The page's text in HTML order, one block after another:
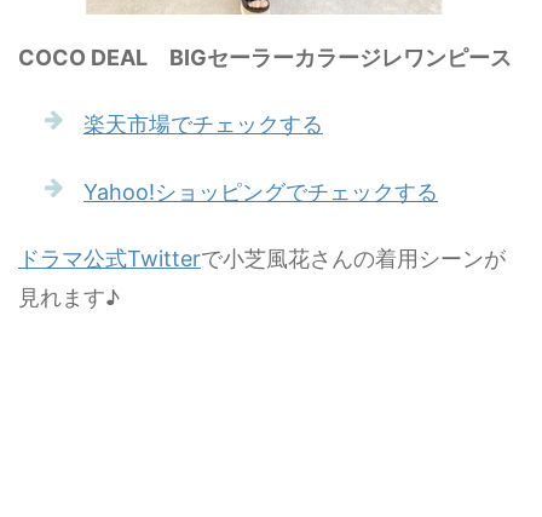
COCO DEAL BIGセーラーカラージレワンピース
楽天市場でチェックする
Yahoo!ショッピングでチェックする
ドラマ公式Twitterで小芝風花さんの着用シーンが
見れます♪